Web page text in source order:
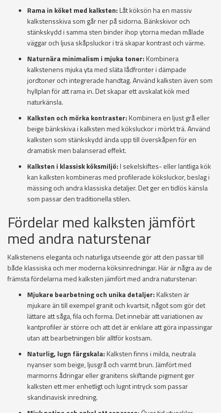
Rama in köket med kalksten:Låt köksön ha en massiv
kalkstensskiva som går ner på sidorna. Bänkskivor och
stänkskydd i samma sten binder ihop ytorna medan målade
väggar och ljusa skåpsluckor i trä skapar kontrast och värme.
Naturnära minimalism i mjuka toner:Kombinera
kalkstenens mjuka yta med släta lådfronter i dämpade
jordtoner och integrerade handtag. Använd kalksten även som
hyllplan för att rama in. Det skapar ett avskalat kök med
naturkänsla.
Kalksten och mörka kontraster:Kombinera en ljust grå eller
beige bänkskiva i kalksten med köksluckor i mörkt trä. Använd
kalksten som stänkskydd ända upp till överskåpen för en
dramatisk men balanserad effekt.
Kalksten i klassisk köksmiljö:I sekelskiftes- eller lantliga kök
kan kalksten kombineras med profilerade köksluckor, beslag i
mässing och andra klassiska detaljer. Det ger en tidlös känsla
som passar den traditionella stilen.
Fördelar med kalksten jämfört
med andra naturstenar
Kalkstenens eleganta och naturliga utseende gör att den passar till
både klassiska och mer moderna köksinredningar. Här är några av de
främsta fördelarna med kalksten jämfört med andra naturstenar:
Mjukare bearbetning och unika detaljer:Kalksten är
mjukare än till exempel granit och kvartsit, något som gör det
lättare att såga, fila och forma. Det innebär att variationen av
kantprofiler är större och att det är enklare att göra inpassingar
utan att bearbetningen blir alltför kostsam.
Naturlig, lugn färgskala:Kalksten finns i milda, neutrala
nyanser som beige, ljusgrå och varmt brun. Jämfört med
marmorns ådringar eller granitens skiftande pigment ger
kalksten ett mer enhetligt och lugnt intryck som passar
skandinavisk inredning.